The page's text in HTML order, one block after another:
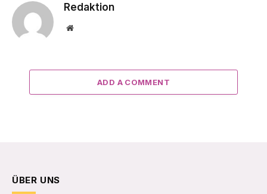
Redaktion
Website
ADD A COMMENT
ÜBER UNS